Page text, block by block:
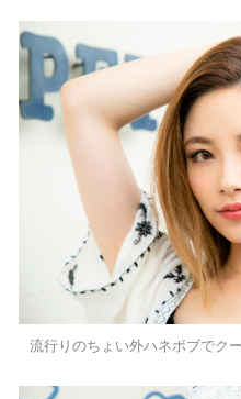
流行りのちょい外ハネボブでク